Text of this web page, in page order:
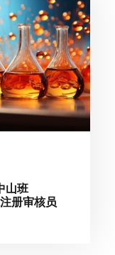
山班
册审核员